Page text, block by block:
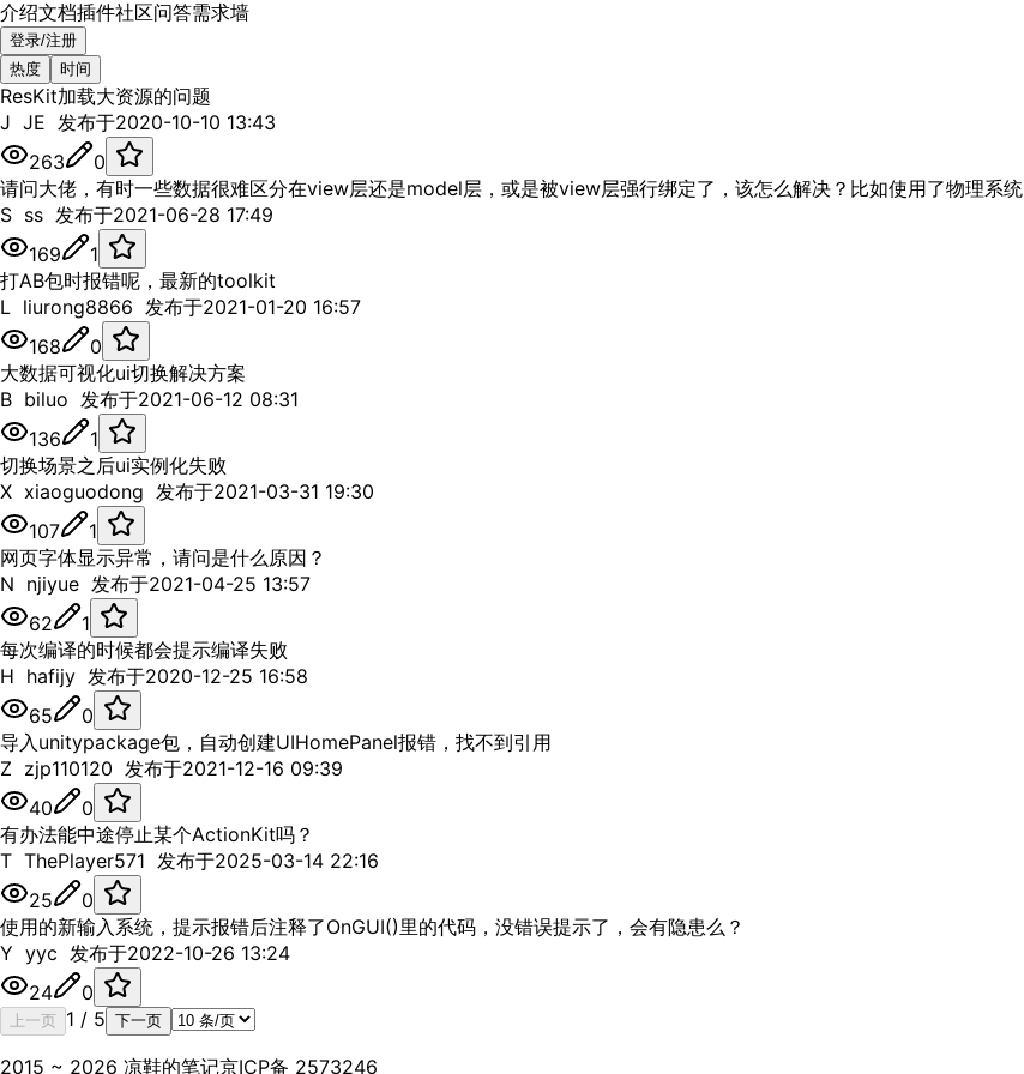
介绍文档插件社区问答需求墙
登录/注册
热度
时间
ResKit加载大资源的问题
J JE 发布于2020-10-10 13:43
263
0
请问大佬，有时一些数据很难区分在view层还是model层，或是被view层强行绑定了，该怎么解决？比如使用了物理系统
S ss 发布于2021-06-28 17:49
169
1
打AB包时报错呢，最新的toolkit
L liurong8866 发布于2021-01-20 16:57
168
0
大数据可视化ui切换解决方案
B biluo 发布于2021-06-12 08:31
136
1
切换场景之后ui实例化失败
X xiaoguodong 发布于2021-03-31 19:30
107
1
网页字体显示异常，请问是什么原因？
N njiyue 发布于2021-04-25 13:57
62
1
每次编译的时候都会提示编译失败
H hafijy 发布于2020-12-25 16:58
65
0
导入unitypackage包，自动创建UIHomePanel报错，找不到引用
Z zjp110120 发布于2021-12-16 09:39
40
0
有办法能中途停止某个ActionKit吗？
T ThePlayer571 发布于2025-03-14 22:16
25
0
使用的新输入系统，提示报错后注释了OnGUI()里的代码，没错误提示了，会有隐患么？
Y yyc 发布于2022-10-26 13:24
24
0
上一页 1 / 5 下一页
2015 ~ 2026 凉鞋的笔记京ICP备 2573246